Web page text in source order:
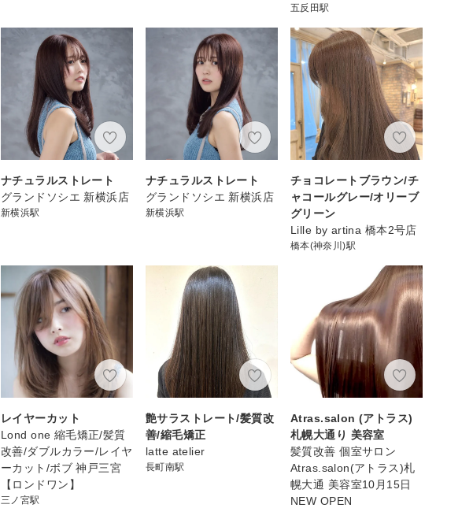
五反田駅
ナチュラルストレート
グランドソシエ 新横浜店
新横浜駅
ナチュラルストレート
グランドソシエ 新横浜店
新横浜駅
チョコレートブラウン/チ
ャコールグレー/オリーブ
グリーン
Lille by artina 橋本2号店
橋本(神奈川)駅
レイヤーカット
Lond one 縮毛矯正/髪質
改善/ダブルカラー/レイヤ
ーカット/ボブ 神戸三宮
【ロンドワン】
三ノ宮駅
艶サラストレート/髪質改
善/縮毛矯正
latte atelier
長町南駅
Atras.salon (アトラス)
札幌大通り 美容室
髪質改善 個室サロン
Atras.salon(アトラス)札
幌大通 美容室10月15日
NEW OPEN